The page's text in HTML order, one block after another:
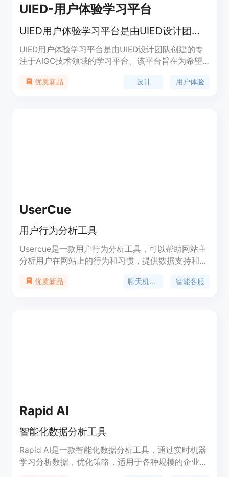
UIED-用户体验学习平台
UIED用户体验学习平台是由UIED设计团队创建的专注于AIGC技术领域的学习平台。
UIED用户体验学习平台是由UIED设计团队创建的专
注于AIGC技术领域的学习平台。该平台旨在为希望
案例分析和实战项目。通过UIED，设计师可以学习
优质新品 设计 用户体验
UserCue
用户行为分析工具
Usercue是一款用户行为分析工具，可以帮助网站主
分析用户在网站上的行为和习惯，提供数据支持和决
能，可以帮助用户了解用户的浏览习惯、点击热点、
优质新品 聊天机器人 智能客服
Rapid AI
智能化数据分析工具
Rapid AI是一款智能化数据分析工具，通过实时机器
学习分析数据，优化策略，适用于各种规模的企业。